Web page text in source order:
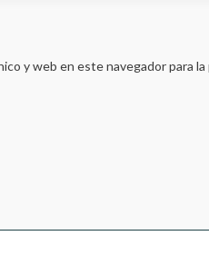
y web en este navegador para